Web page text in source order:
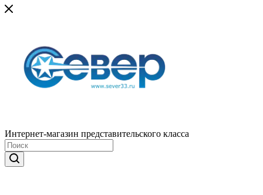
Интернет-магазин представительского класса